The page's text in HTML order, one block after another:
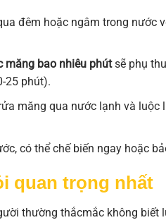
đêm hoặc ngâm trong nước
măng bao nhiêu phútsẽ phụ
25 phút).
măng qua nước lạnh và luộc
có thể chế biến ngay hoặc
quan trọng nhất
thường thắcmắc không biết